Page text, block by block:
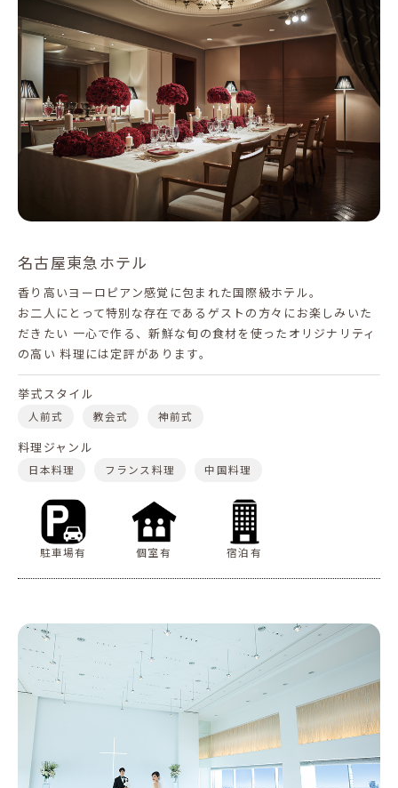
名古屋東急ホテル
香り高いヨーロピアン感覚に包まれた国際級ホテル。
お二人にとって特別な存在であるゲストの方々にお楽しみいた
だきたい 一心で作る、新鮮な旬の食材を使ったオリジナリティ
の高い 料理には定評があります。
挙式スタイル
人前式 教会式 神前式
料理ジャンル
日本料理 フランス料理 中国料理
駐車場有 個室有 宿泊有